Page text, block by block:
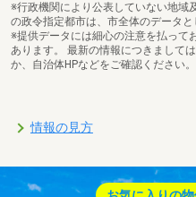
※行政機関により公表していない地域
の政令指定都市は、市全体のデータと
※提供データには細心の注意を払って
あります。 最新の情報につきまして
か、自治体HPなどをご確認ください。
情報の見方